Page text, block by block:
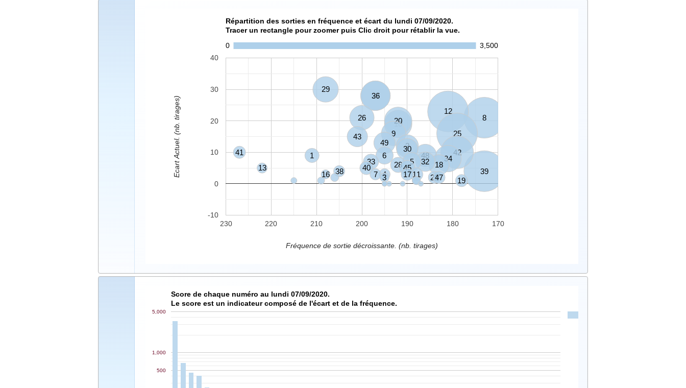
Répartition des sorties en fréquence et écart du lundi 07/09/2020.
Tracer un rectangle pour zoomer puis Clic droit pour rétablir la vue.
0
3,500
8
12
25
39
42
27
36
10
20
34
29
9
26
2
48
30
49
18
43
32
5
6
28
33
45
1
11
40
17
19
21
41
47
4
7
38
13
3
16
230 220 210 200 190 180 170
-10
0
10
20
30
40
Fréquence de sortie décroissante. (nb. tirages)
Ecart Actuel. (nb. tirages)
Score de chaque numéro au lundi 07/09/2020.
Le score est un indicateur composé de l'écart et de la fréquence.
500
1,000
5,000